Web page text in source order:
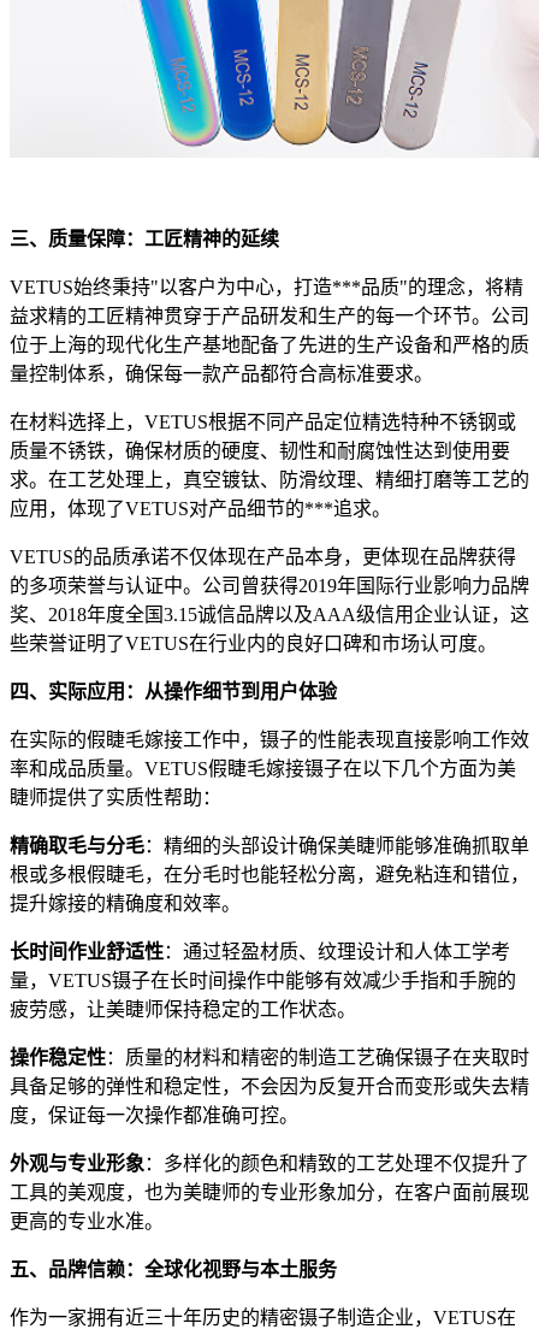
三、质量保障：工匠精神的延续
VETUS始终秉持"以客户为中心，打造***品质"的理念，将精
益求精的工匠精神贯穿于产品研发和生产的每一个环节。公司
位于上海的现代化生产基地配备了先进的生产设备和严格的质
量控制体系，确保每一款产品都符合高标准要求。
在材料选择上，VETUS根据不同产品定位精选特种不锈钢或
质量不锈铁，确保材质的硬度、韧性和耐腐蚀性达到使用要
求。在工艺处理上，真空镀钛、防滑纹理、精细打磨等工艺的
应用，体现了VETUS对产品细节的***追求。
VETUS的品质承诺不仅体现在产品本身，更体现在品牌获得
的多项荣誉与认证中。公司曾获得2019年国际行业影响力品牌
奖、2018年度全国3.15诚信品牌以及AAA级信用企业认证，这
些荣誉证明了VETUS在行业内的良好口碑和市场认可度。
四、实际应用：从操作细节到用户体验
在实际的假睫毛嫁接工作中，镊子的性能表现直接影响工作效
率和成品质量。VETUS假睫毛嫁接镊子在以下几个方面为美
睫师提供了实质性帮助：
精确取毛与分毛：精细的头部设计确保美睫师能够准确抓取单
根或多根假睫毛，在分毛时也能轻松分离，避免粘连和错位，
提升嫁接的精确度和效率。
长时间作业舒适性：通过轻盈材质、纹理设计和人体工学考
量，VETUS镊子在长时间操作中能够有效减少手指和手腕的
疲劳感，让美睫师保持稳定的工作状态。
操作稳定性：质量的材料和精密的制造工艺确保镊子在夹取时
具备足够的弹性和稳定性，不会因为反复开合而变形或失去精
度，保证每一次操作都准确可控。
外观与专业形象：多样化的颜色和精致的工艺处理不仅提升了
工具的美观度，也为美睫师的专业形象加分，在客户面前展现
更高的专业水准。
五、品牌信赖：全球化视野与本土服务
作为一家拥有近三十年历史的精密镊子制造企业，VETUS在